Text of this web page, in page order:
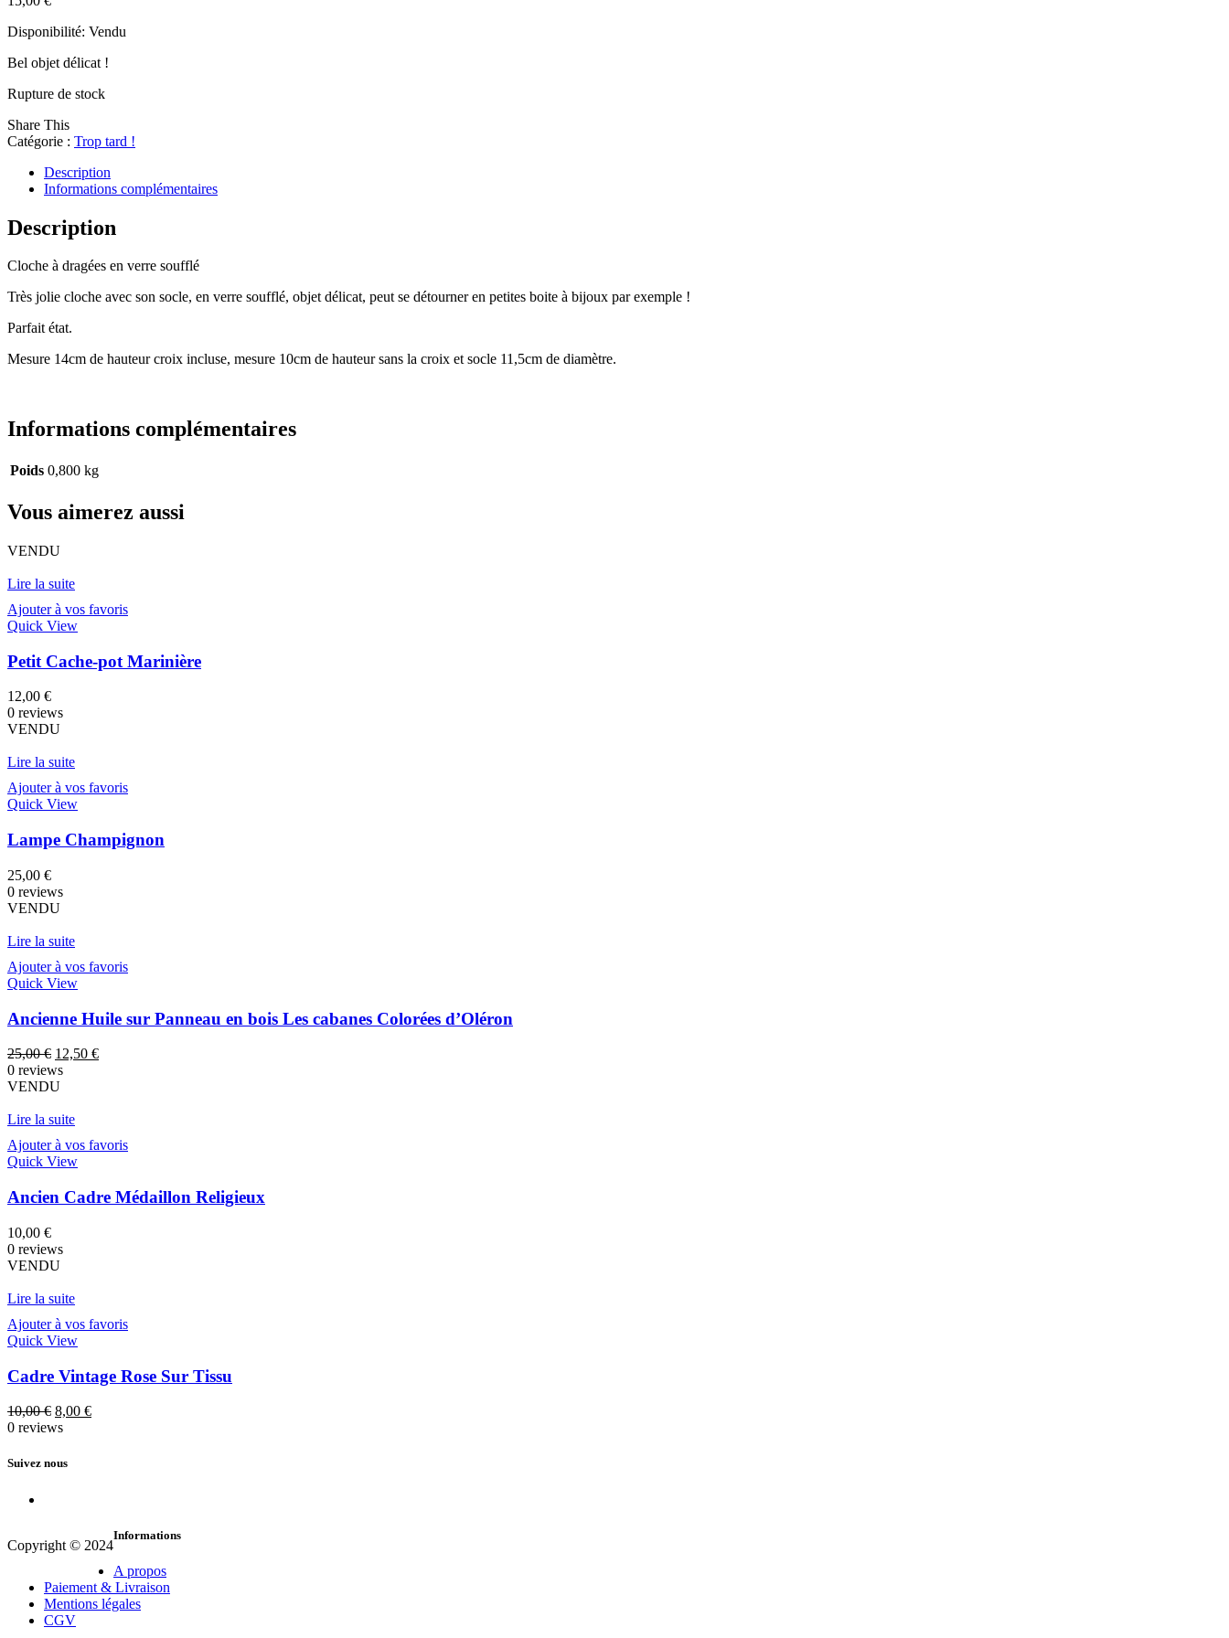
Disponibilité: Vendu
Bel objet délicat !
Rupture de stock
Share This
Catégorie : Trop tard !
Description
Informations complémentaires
Description
Cloche à dragées en verre soufflé
Très jolie cloche avec son socle, en verre soufflé, objet délicat, peut se détourner en petites boite à bijoux par exemple !
Parfait état.
Mesure 14cm de hauteur croix incluse, mesure 10cm de hauteur sans la croix et socle 11,5cm de diamètre.
Informations complémentaires
Poids 0,800 kg
Vous aimerez aussi
VENDU
Lire la suite
Ajouter à vos favoris
Quick View
Petit Cache-pot Marinière
12,00 €
0 reviews
VENDU
Lire la suite
Ajouter à vos favoris
Quick View
Lampe Champignon
25,00 €
0 reviews
VENDU
Lire la suite
Ajouter à vos favoris
Quick View
Ancienne Huile sur Panneau en bois Les cabanes Colorées d’Oléron
25,00€ Le
prix
initial
25,00 €.
12,50 €Le
0 reviews
VENDU
Lire la suite
Ajouter à vos favoris
Quick View
Ancien Cadre Médaillon Religieux
10,00 €
0 reviews
VENDU
Lire la suite
Ajouter à vos favoris
Quick View
Cadre Vintage Rose Sur Tissu
10,00€ Le
prix
était :
8,00 €Le
0 reviews
Suivez nous
Copyright © 2024
Informations
A propos
Paiement & Livraison
Mentions légales
CGV